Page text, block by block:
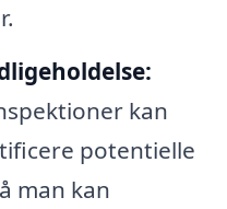
kan
potentielle
man kan